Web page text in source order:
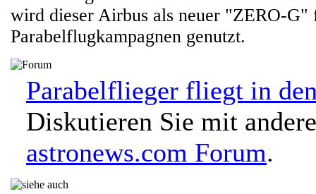
wird dieser Airbus als neuer "ZERO-
Parabelflugkampagnen genutzt.
Parabelflieger fliegt in
Diskutieren Sie mit
astronews.com Forum.